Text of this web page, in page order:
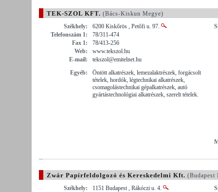
TEK-SZOL KFT. (Bács-Kiskun Megye)
Székhely:
6200 Kiskőrös , Petőfi u. 97.
Telefonszám 1:
78/311-474
Fax 1:
78/413-256
Web:
www.tekszol.hu
E-mail:
tekszol@emitelnet.hu
Egyéb:
Öntött alkatrészek, lemezalaktrészek, forgácsolt
tételek, hordók, légtechnikai alkatrészek,
csomagolástechnikai gépalkatrészek, autó
gyártástechnológiai alkatrészek, szerelt tételek.
Zwár Papírfeldolgozó és Kereskedelmi Kft. (Budapest
Székhely:
1151 Budapest , Rákóczi u. 4.